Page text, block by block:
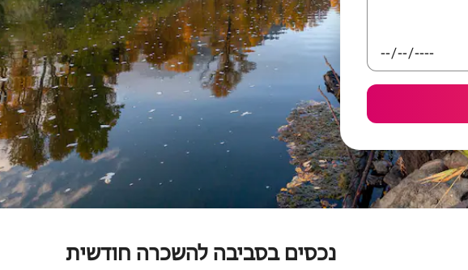
נכסים בסביבה להשכרה חודשית